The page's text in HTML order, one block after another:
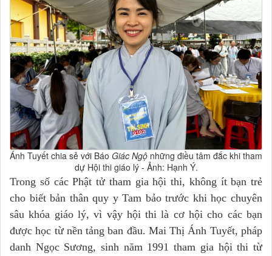
Ánh Tuyết chia sẻ với Báo Giác Ngộ những điều tâm đắc khi tham
dự Hội thi giáo lý - Ảnh: Hạnh Ý.
Trong số các Phật tử tham gia hội thi, không ít bạn trẻ
cho biết bản thân quy y Tam bảo trước khi học chuyên
sâu khóa giáo lý, vì vậy hội thi là cơ hội cho các bạn
được học từ nền tảng ban đầu. Mai Thị Ánh Tuyết, pháp
danh Ngọc Sương, sinh năm 1991 tham gia hội thi từ